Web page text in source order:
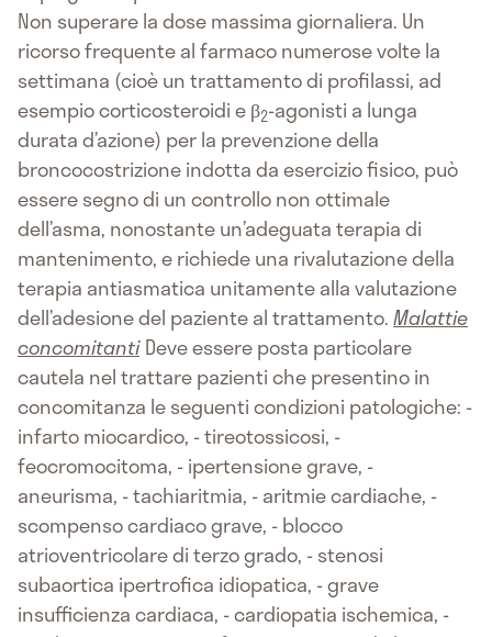
Non superare la dose massima giornaliera. Un
ricorso frequente al farmaco numerose volte la
settimana (cioè un trattamento di profilassi, ad
esempio corticosteroidi e β2-agonisti a lunga
durata d’azione) per la prevenzione della
broncocostrizione indotta da esercizio fisico, può
essere segno di un controllo non ottimale
dell’asma, nonostante un’adeguata terapia di
mantenimento, e richiede una rivalutazione della
terapia antiasmatica unitamente alla valutazione
dell’adesione del paziente al trattamento.Malattie
concomitanti Deve essere posta particolare
cautela nel trattare pazienti che presentino in
concomitanza le seguenti condizioni patologiche: -
infarto miocardico, - tireotossicosi, -
feocromocitoma, - ipertensione grave, -
aneurisma, - tachiaritmia, - aritmie cardiache, -
scompenso cardiaco grave, - blocco
atrioventricolare di terzo grado, - stenosi
subaortica ipertrofica idiopatica, - grave
insufficienza cardiaca, - cardiopatia ischemica, -